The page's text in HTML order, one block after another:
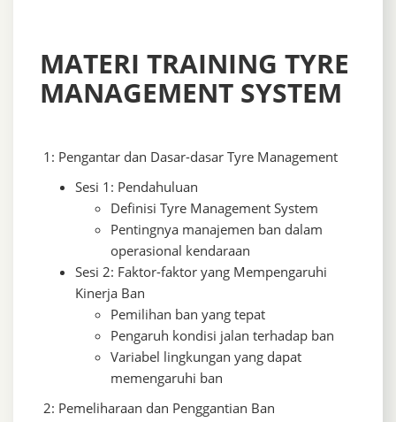
MATERI TRAINING TYRE
MANAGEMENT SYSTEM
1: Pengantar dan Dasar-dasar Tyre Management
Sesi 1: Pendahuluan
Definisi Tyre Management System
Pentingnya manajemen ban dalam
operasional kendaraan
Sesi 2: Faktor-faktor yang Mempengaruhi
Kinerja Ban
Pemilihan ban yang tepat
Pengaruh kondisi jalan terhadap ban
Variabel lingkungan yang dapat
memengaruhi ban
2: Pemeliharaan dan Penggantian Ban